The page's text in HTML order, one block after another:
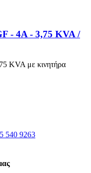
- 4A - 3,75 KVA /
KVA με κινητήρα
9263